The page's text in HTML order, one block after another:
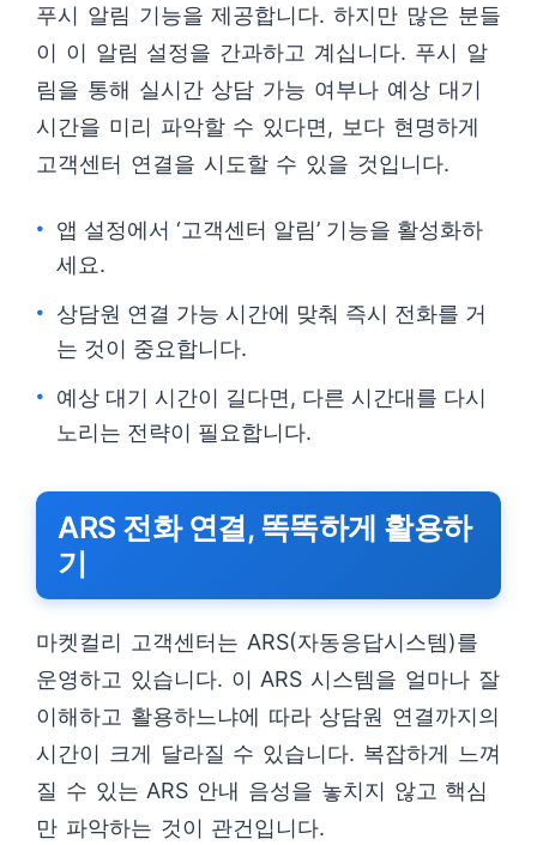
푸시 알림 기능을 제공합니다. 하지만 많은 분들
이 이 알림 설정을 간과하고 계십니다. 푸시 알
림을 통해 실시간 상담 가능 여부나 예상 대기
시간을 미리 파악할 수 있다면, 보다 현명하게
고객센터 연결을 시도할 수 있을 것입니다.
앱 설정에서 ‘고객센터 알림’ 기능을 활성화하
세요.
상담원 연결 가능 시간에 맞춰 즉시 전화를 거
는 것이 중요합니다.
예상 대기 시간이 길다면, 다른 시간대를 다시
노리는 전략이 필요합니다.
ARS 전화 연결, 똑똑하게 활용하
기
마켓컬리 고객센터는 ARS(자동응답시스템)를
운영하고 있습니다. 이 ARS 시스템을 얼마나 잘
이해하고 활용하느냐에 따라 상담원 연결까지의
시간이 크게 달라질 수 있습니다. 복잡하게 느껴
질 수 있는 ARS 안내 음성을 놓치지 않고 핵심
만 파악하는 것이 관건입니다.